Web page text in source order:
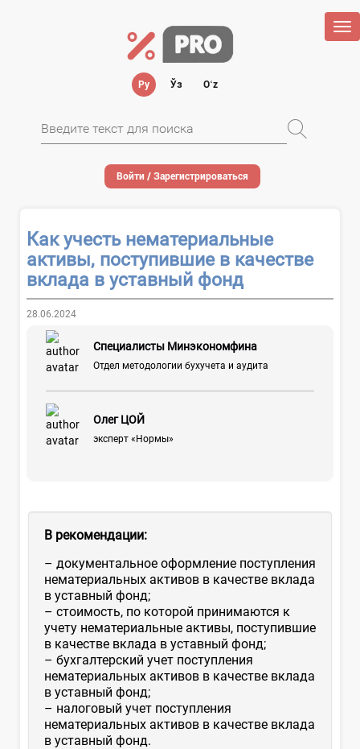
Ру Ўз Oʻz
Войти / Зарегистрироваться
Как учесть нематериальные
активы, поступившие в качестве
вклада в уставный фонд
28.06.2024
Специалисты Минэкономфина
Отдел методологии бухучета и аудита
Олег ЦОЙ
эксперт «Нормы»
В рекомендации:
– документальное оформление поступления
нематериальных активов в качестве вклада
в уставный фонд;
– стоимость, по которой принимаются к
учету нематериальные активы, поступившие
в качестве вклада в уставный фонд;
– бухгалтерский учет поступления
нематериальных активов в качестве вклада
в уставный фонд;
– налоговый учет поступления
нематериальных активов в качестве вклада
в уставный фонд.